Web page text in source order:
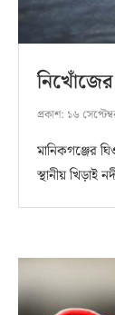
নিখোঁজের
প্রকাশ: ১৬
মানিকগঞ্জের
স্থানীয়